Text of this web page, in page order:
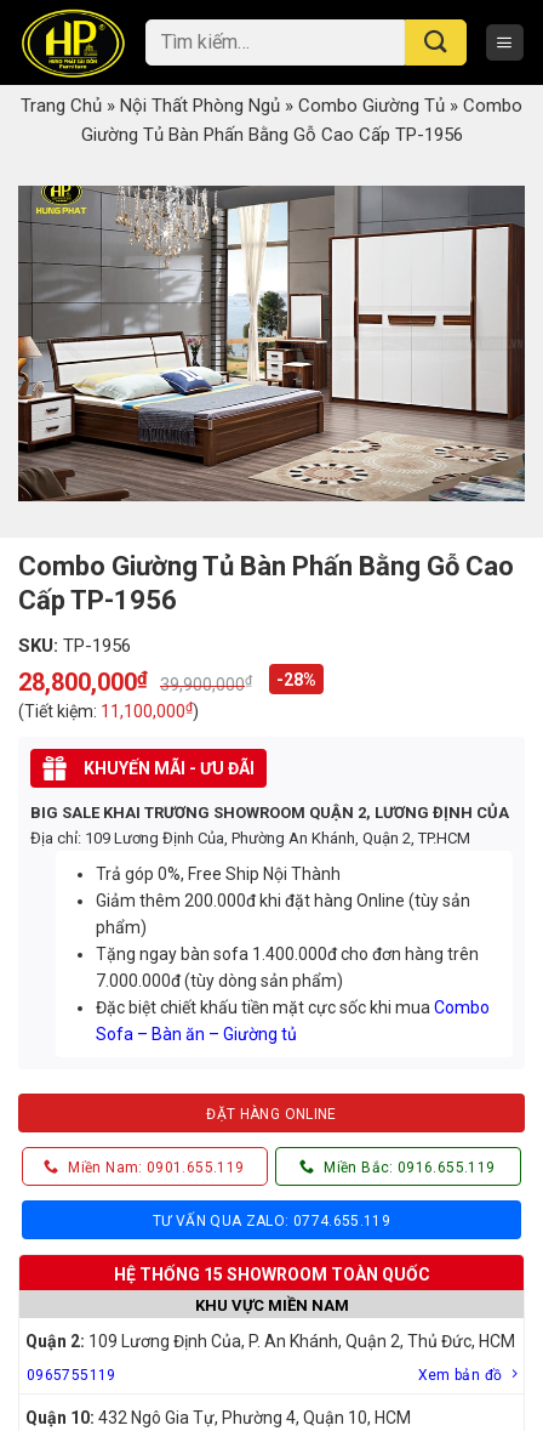
content
Tìm
kiếm:
Trang Chủ » Nội Thất Phòng Ngủ » Combo Giường Tủ » Combo
Giường Tủ Bàn Phấn Bằng Gỗ Cao Cấp TP-1956
Combo Giường Tủ Bàn Phấn Bằng Gỗ Cao
Cấp TP-1956
SKU: TP-1956
39,900,000₫
Original
price
was:
39,900,000₫.
28,800,000₫
Current
price
is:
28,800,000₫.
-28%
(Tiết kiệm: 11,100,000₫)
KHUYẾN MÃI - ƯU ĐÃI
BIG SALE KHAI TRƯƠNG SHOWROOM QUẬN 2, LƯƠNG ĐỊNH CỦA
Địa chỉ: 109 Lương Định Của, Phường An Khánh, Quận 2, TP.HCM
Trả góp 0%, Free Ship Nội Thành
Giảm thêm 200.000đ khi đặt hàng Online (tùy sản
phẩm)
Tặng ngay bàn sofa 1.400.000đ cho đơn hàng trên
7.000.000đ (tùy dòng sản phẩm)
Đặc biệt chiết khấu tiền mặt cực sốc khi muaCombo
Sofa – Bàn ăn – Giường tủ
ĐẶT HÀNG ONLINE
Miền Nam: 0901.655.119 Miền Bắc: 0916.655.119
TƯ VẤN QUA ZALO: 0774.655.119
HỆ THỐNG 15 SHOWROOM TOÀN QUỐC
KHU VỰC MIỀN NAM
Quận 2: 109 Lương Định Của, P. An Khánh, Quận 2, Thủ Đức, HCM
0965755119 Xem bản đồ
Quận 10: 432 Ngô Gia Tự, Phường 4, Quận 10, HCM